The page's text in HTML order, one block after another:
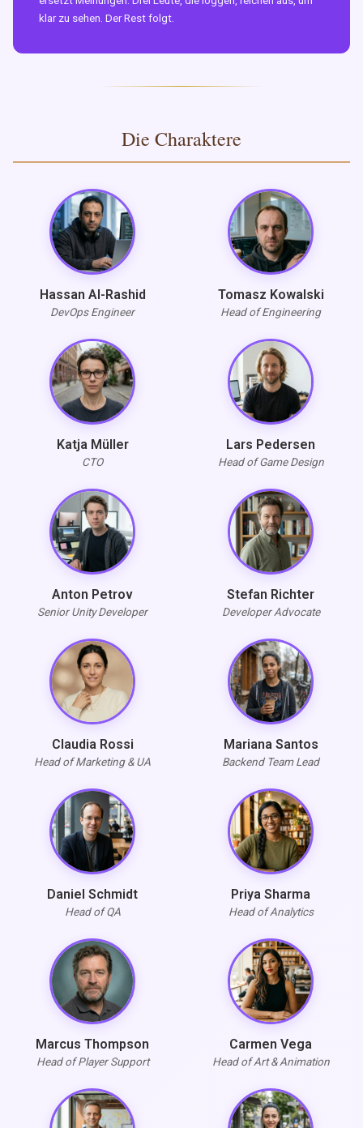
klar zu sehen. Der Rest folgt.
Die Charaktere
Hassan Al-Rashid
DevOps Engineer
Tomasz Kowalski
Head of Engineering
Katja Müller
CTO
Lars Pedersen
Head of Game Design
Anton Petrov
Senior Unity Developer
Stefan Richter
Developer Advocate
Claudia Rossi
Head of Marketing & UA
Mariana Santos
Backend Team Lead
Daniel Schmidt
Head of QA
Priya Sharma
Head of Analytics
Marcus Thompson
Head of Player Support
Carmen Vega
Head of Art & Animation